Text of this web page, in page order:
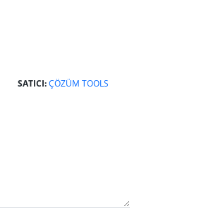
SATICI:ÇÖZÜM TOOLS